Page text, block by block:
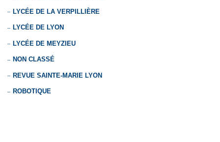
LYCÉE DE LA VERPILLIÈRE
LYCÉE DE LYON
LYCÉE DE MEYZIEU
NON CLASSÉ
REVUE SAINTE-MARIE LYON
ROBOTIQUE